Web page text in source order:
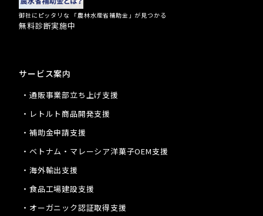
御社にピッタリな 「農林水産省補助金」が見つかる
無料診断実施中
サービス案内
・通販事業部立ち上げ支援
・レトルト商品開発支援
・補助金申請支援
・ベトナム・マレーシア洋菓子OEM支援
・海外輸出支援
・食品工場建設支援
・オーガニック認証取得支援